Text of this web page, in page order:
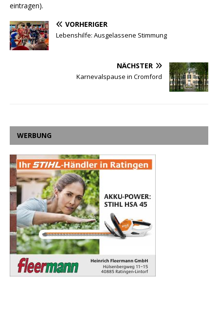
eintragen).
VORHERIGER
Lebenshilfe: Ausgelassene Stimmung
NÄCHSTER
Karnevalspause in Cromford
WERBUNG